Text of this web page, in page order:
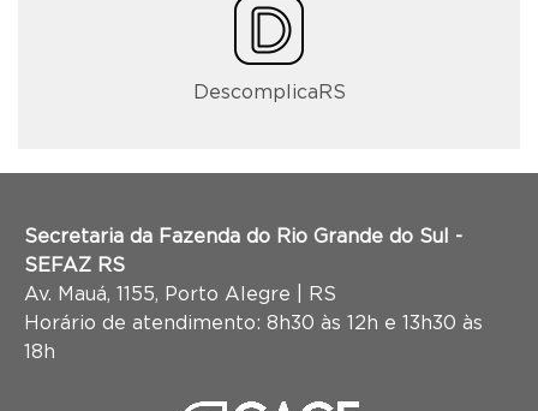
DescomplicaRS
Secretaria da Fazenda do Rio Grande do Sul -
SEFAZ RS
Av. Mauá, 1155, Porto Alegre | RS
Horário de atendimento: 8h30 às 12h e 13h30 às
18h